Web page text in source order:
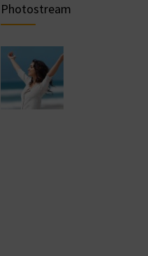
Photostream